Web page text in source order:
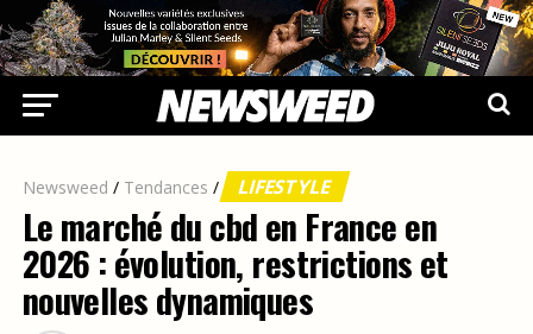
Newsweed / Tendances / LIFESTYLE
Le marché du cbd en France en
2026 : évolution, restrictions et
nouvelles dynamiques